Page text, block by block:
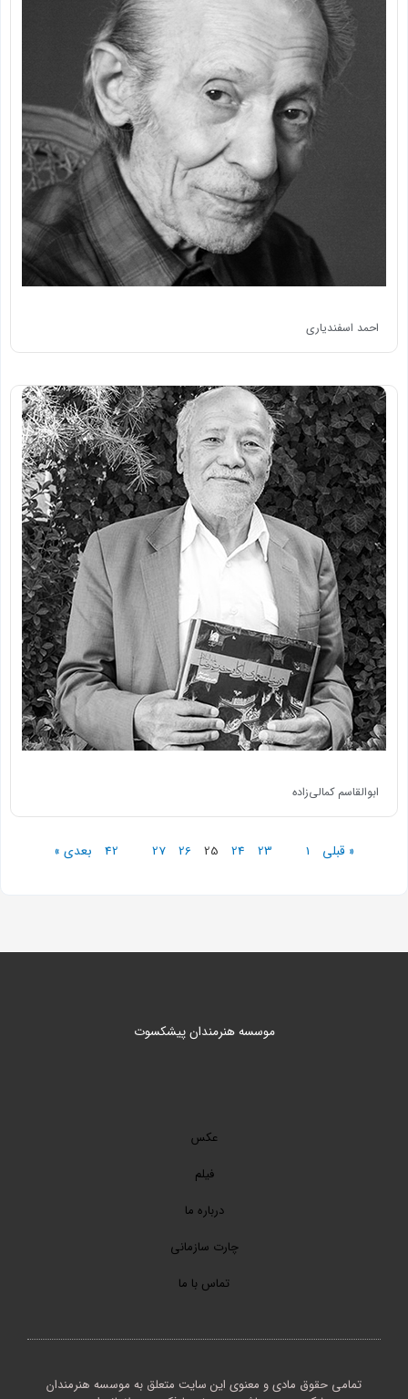
احمد اسفندياری
ابوالقاسم کمالی‌زاده
« قبلی 1
23
24
25
26
27
42 بعدی »
موسسه هنرمندان پیشکسوت
عکس
فیلم
درباره ما
چارت سازمانی
تماس با ما
تمامی حقوق مادی و معنوی این سایت متعلق به موسسه هنرمندان